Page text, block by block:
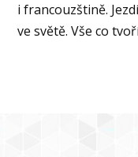
i francouzštině.
ve světě. Vše co